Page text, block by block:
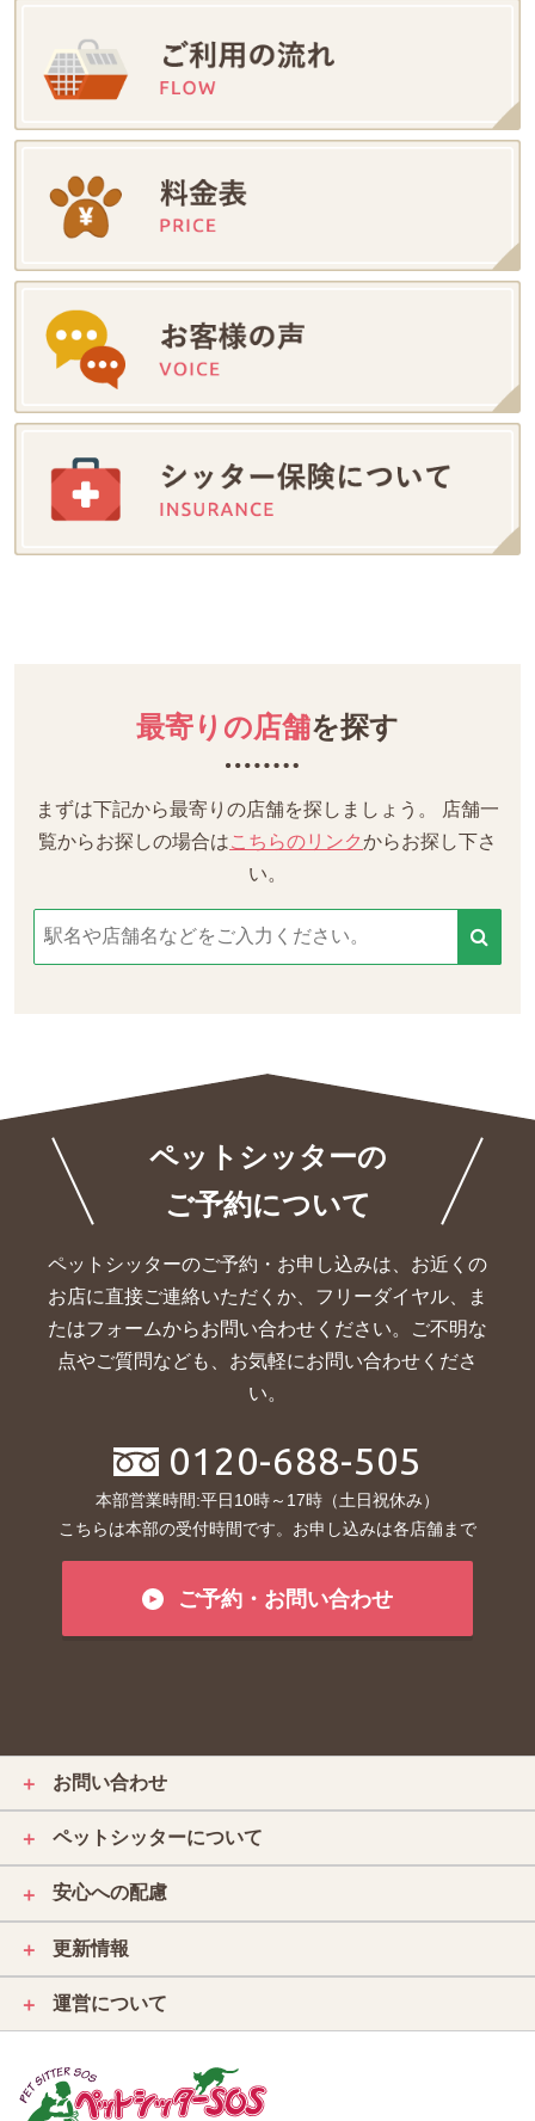
最寄りの店舗を探す
まずは下記から最寄りの店舗を探しましょう。
店舗一
覧からお探しの場合はこちらのリンクからお探し下さ
い。
ペットシッターの
ご予約について
ペットシッターのご予約・お申し込みは、お近くの
お店に直接ご連絡いただくか、 フリーダイヤル、ま
たはフォームからお問い合わせください。ご不明な
点やご質問なども、お気軽にお問い合わせくださ
い。
0120-688-505
本部営業時間:平日10時～17時（土日祝休み）
こちらは本部の受付時間です。お申し込みは各店舗まで
ご予約・お問い合わせ
＋ お問い合わせ
＋ ペットシッターについて
＋ 安心への配慮
＋ 更新情報
＋ 運営について